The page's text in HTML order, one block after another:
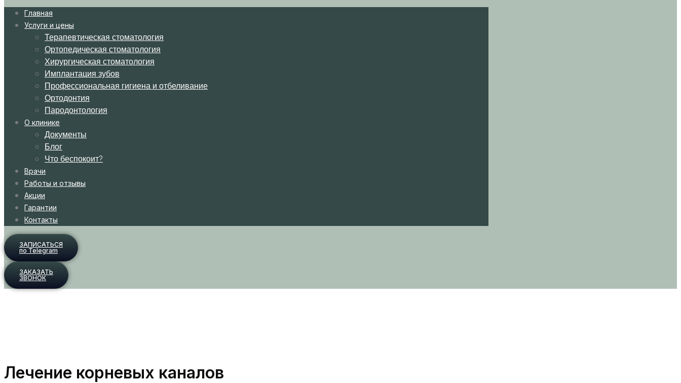
Главная
Услуги и цены
Терапевтическая стоматология
Ортопедическая стоматология
Хирургическая стоматология
Имплантация зубов
Профессиональная гигиена и отбеливание
Ортодонтия
Пародонтология
О клинике
Документы
Блог
Что беспокоит?
Врачи
Работы и отзывы
Акции
Гарантии
Контакты
ЗАПИСАТЬСЯ
по Telegram
ЗАКАЗАТЬ
ЗВОНОК
Лечение корневых каналов